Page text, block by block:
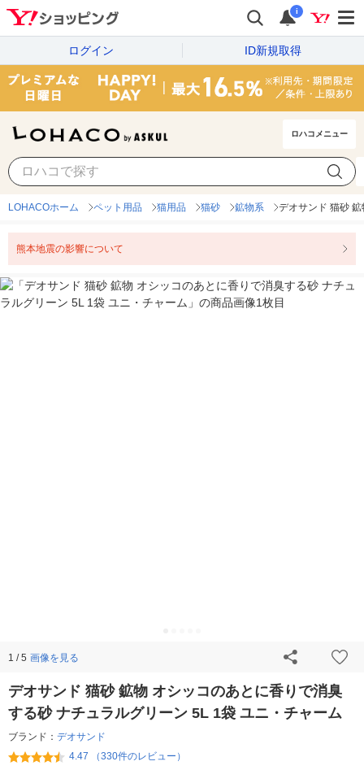
i
ログイン ID新規取得
ロハコメニュー
LOHACOホーム ペット用品 猫用品 猫砂 鉱物系 デオサンド 猫砂
熊本地震の影響について
1 / 5 画像を見る
デオサンド 猫砂 鉱物 オシッコのあとに香りで消臭
する砂 ナチュラルグリーン 5L 1袋 ユニ・チャーム
ブランド： デオサンド
4.47 （330件のレビュー）